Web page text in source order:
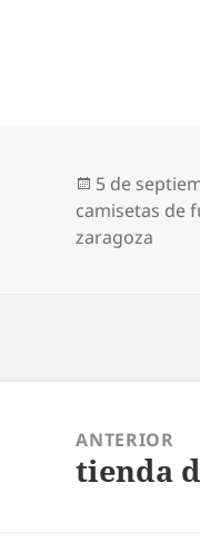
Publicado
el
5 de
camisetas de
zaragoza
entradas
ANTERIOR
Entrada
tienda